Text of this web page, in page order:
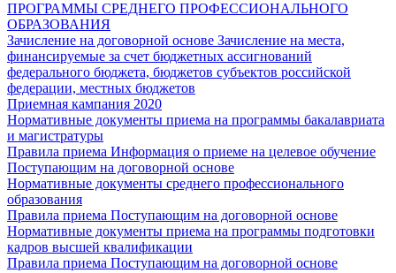
ПРОГРАММЫ СРЕДНЕГО ПРОФЕССИОНАЛЬНОГО
ОБРАЗОВАНИЯ
Зачисление на договорной основе Зачисление на места,
финансируемые за счет бюджетных ассигнований
федерального бюджета, бюджетов субъектов российской
федерации, местных бюджетов
Приемная кампания 2020
Нормативные документы приема на программы бакалавриата
и магистратуры
Правила приема Информация о приеме на целевое обучение
Поступающим на договорной основе
Нормативные документы среднего профессионального
образования
Правила приема Поступающим на договорной основе
Нормативные документы приема на программы подготовки
кадров высшей квалификации
Правила приема Поступающим на договорной основе